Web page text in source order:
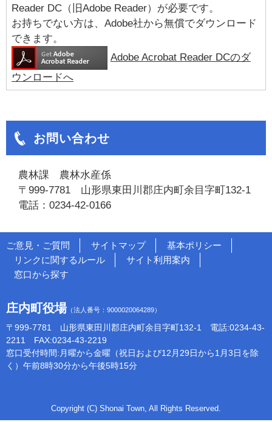
Reader DC（旧Adobe Reader）が必要です。
お持ちでない方は、Adobe社から無償でダウンロード
できます。
Adobe Acrobat Reader DCのダ
ウンロードへ
お問い合わせ
農林課 農林水産係
〒999-7781 山形県東田川郡庄内町余目字町132-1
電話：0234-42-0166
ご意見・ご質問 サイトマップ
基本ポリシー
リンクに関するルール
サイト利用案内
窓口から探す
庄内町役場（法人番号：9000020064289）
〒999-7781 山形県東田川郡庄内町余目字町132-1 電話:0234-43-
2211 FAX:0234-43-2219
窓口受付時間:月曜から金曜（祝日および12月29日から1月3日を除
く）午前8時30分から午後5時15分
Copyright (C) Shonai Town, All Rights Reserved.